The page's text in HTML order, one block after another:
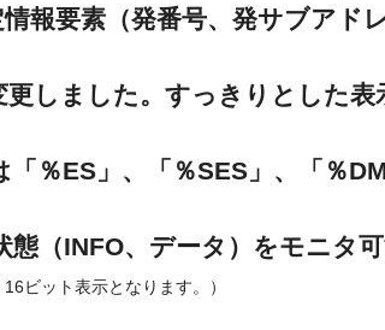
報要素（発番号、発サブアド
しました。すっきりとした表
「％ES」、「％SES」、「％
態（INFO、データ）をモニタ可
ビット表示となります。）